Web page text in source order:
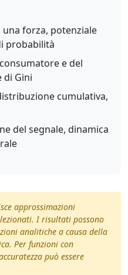
una forza, potenziale
probabilità
e del
di Gini
cumulativa,
del segnale, dinamica
approssimazioni
I risultati possono
analitiche a causa della
Per funzioni con
può essere